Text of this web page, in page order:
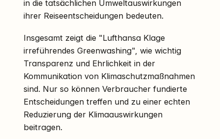
in die tatsächlichen Umweltauswirkungen
ihrer Reiseentscheidungen bedeuten.
Insgesamt zeigt die "Lufthansa Klage
irreführendes Greenwashing", wie wichtig
Transparenz und Ehrlichkeit in der
Kommunikation von Klimaschutzmaßnahmen
sind. Nur so können Verbraucher fundierte
Entscheidungen treffen und zu einer echten
Reduzierung der Klimaauswirkungen
beitragen.